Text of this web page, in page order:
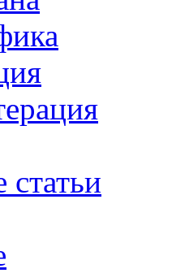
статьи